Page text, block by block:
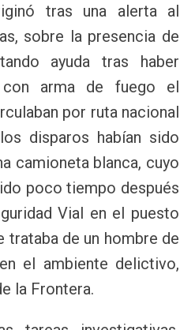
tras una alerta al
sobre la presencia de
ayuda tras haber
arma de fuego el
por ruta nacional
disparos habían sido
camioneta blanca, cuyo
poco tiempo después
Vial en el puesto
trataba de un hombre de
el ambiente delictivo,
la Frontera.